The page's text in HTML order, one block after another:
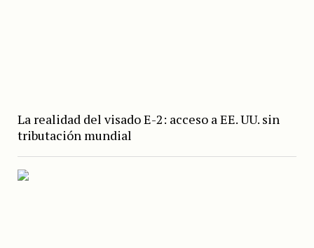
La realidad del visado E-2: acceso a EE. UU. sin
tributación mundial